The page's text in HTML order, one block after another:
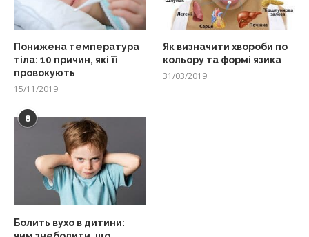
Понижена температура
тіла: 10 причин, які її
провокують
15/11/2019
Як визначити хвороби по
кольору та формі язика
31/03/2019
8
Болить вухо в дитини: